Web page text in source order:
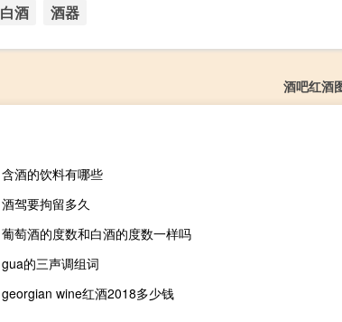
白酒 酒器
酒吧红酒
含酒的饮料有哪些
酒驾要拘留多久
葡萄酒的度数和白酒的度数一样吗
gua的三声调组词
georgian wine红酒2018多少钱